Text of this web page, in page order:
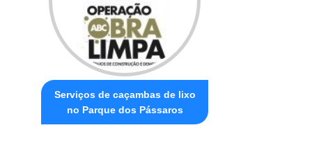
Serviços de caçambas de lixo
no Parque dos Pássaros